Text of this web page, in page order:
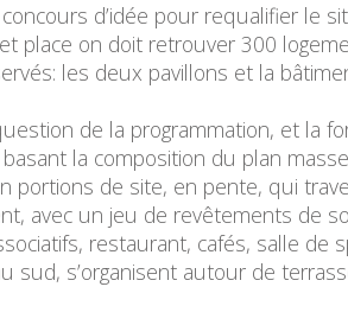
d’idée pour requalifier le
place on doit retrouver 300
les deux pavillons et la
de la programmation, et la
la composition du plan
portions de site, en pente, qui
avec un jeu de revêtements de
restaurant, cafés, salle
sud, s’organisent autour de